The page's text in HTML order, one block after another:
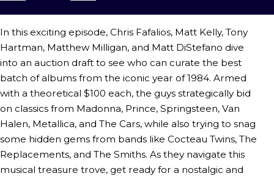
In this exciting episode, Chris Fafalios, Matt Kelly, Tony
Hartman, Matthew Milligan, and Matt DiStefano dive
into an auction draft to see who can curate the best
batch of albums from the iconic year of 1984. Armed
with a theoretical $100 each, the guys strategically bid
on classics from Madonna, Prince, Springsteen, Van
Halen, Metallica, and The Cars, while also trying to snag
some hidden gems from bands like Cocteau Twins, The
Replacements, and The Smiths. As they navigate this
musical treasure trove, get ready for a nostalgic and